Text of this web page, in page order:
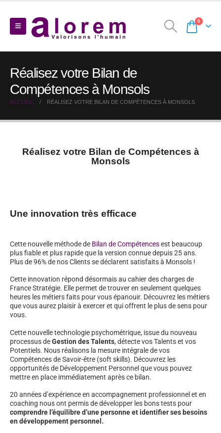
0
Réalisez votre Bilan de
Compétences à Monsols
ACCUEIL RÉALISEZ VOTRE BILAN DE COMPÉTENCES À MONSOLS
Réalisez votre Bilan de Compétences à
Monsols
Une innovation très efficace
Cette nouvelle méthode de Bilan de Compétencesest beaucoup
plus fiable et plus rapide que la version connue depuis 25 ans.
Plus de 96% de nos Clients se déclarent satisfaits à Monsols !
Cette innovation répond désormais au cahier des charges de
France Stratégie. Elle permet de trouver en seulement quelques
heures les métiers faits pour vous épanouir. Découvrez les métiers
que vous aurez plaisir à exercer et qui offrent le plus de sens pour
vous.
Cette nouvelle technologie psychométrique, issue du nouveau
processus deGestion des Talents, détecte vos Talents et vos
Potentiels. Nous réalisons la mesure intégrale de vos
Compétences de Savoir-être (soft skills). Découvrez les
opportunités de Développement Personnel que vous pouvez
mettre en place immédiatement après ce bilan.
20 années d’expérience en accompagnement professionnel et en
coaching nous ont permis de développer les bons tests pour
comprendre l’équilibre d’une personne et identifier ses besoins
en développement personnel.